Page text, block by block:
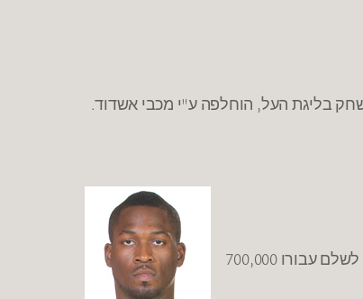
בליגת העל, הוחלפה ע"י מכבי אשדוד.
– המגעים להתרת חוזהו של ג'רמי פארגו מצסק"א מוסקבה נפסקו. צסק"א לא מעוניינת להשלים את שכרו בעוד מכבי מעוניינת לשלם עבורו 700,000